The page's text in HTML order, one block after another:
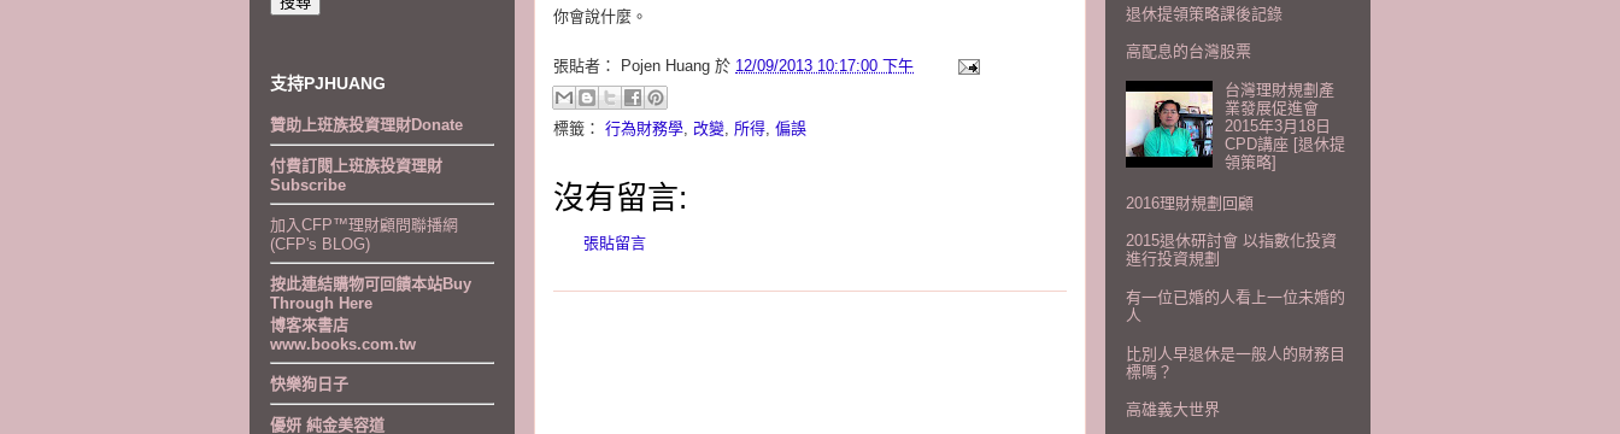
你會說什麼。
張貼者： Pojen Huang 於 12/09/2013 10:17:00 下午
標籤： 行為財務學, 改變, 所得, 偏誤
沒有留言:
張貼留言
支持PJHUANG
贊助上班族投資理財Donate
付費訂閱上班族投資理財
Subscribe
加入CFP™理財顧問聯播網
(CFP's BLOG)
按此連結購物可回饋本站Buy
Through Here
博客來書店
www.books.com.tw
快樂狗日子
優妍 純金美容道
退休提領策略課後記錄
高配息的台灣股票
台灣理財規劃產
業發展促進會
2015年3月18日
CPD講座 [退休提
領策略]
2016理財規劃回顧
2015退休研討會 以指數化投資
進行投資規劃
有一位已婚的人看上一位未婚的
人
比別人早退休是一般人的財務目
標嗎？
高雄義大世界